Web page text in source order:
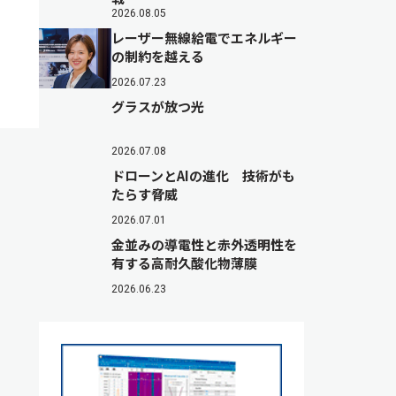
2026.08.05
レーザー無線給電でエネルギー
の制約を越える
2026.07.23
グラスが放つ光
2026.07.08
ドローンとAIの進化 技術がも
たらす脅威
2026.07.01
金並みの導電性と赤外透明性を
有する高耐久酸化物薄膜
2026.06.23